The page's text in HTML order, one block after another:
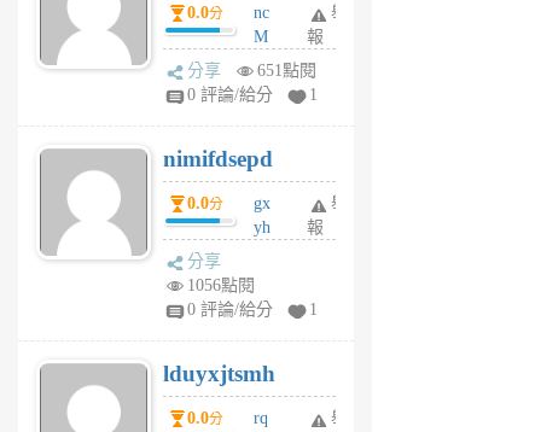
0.0分
nc
M
U
F
U
5
個
月
舉
報
分享
651點閱
0 評論/給分
1
nimifdsepd
0.0分
gx
yh
jl
月
前
舉
報
分享
1056點閱
0 評論/給分
1
lduyxjtsmh
0.0分 rq 舉